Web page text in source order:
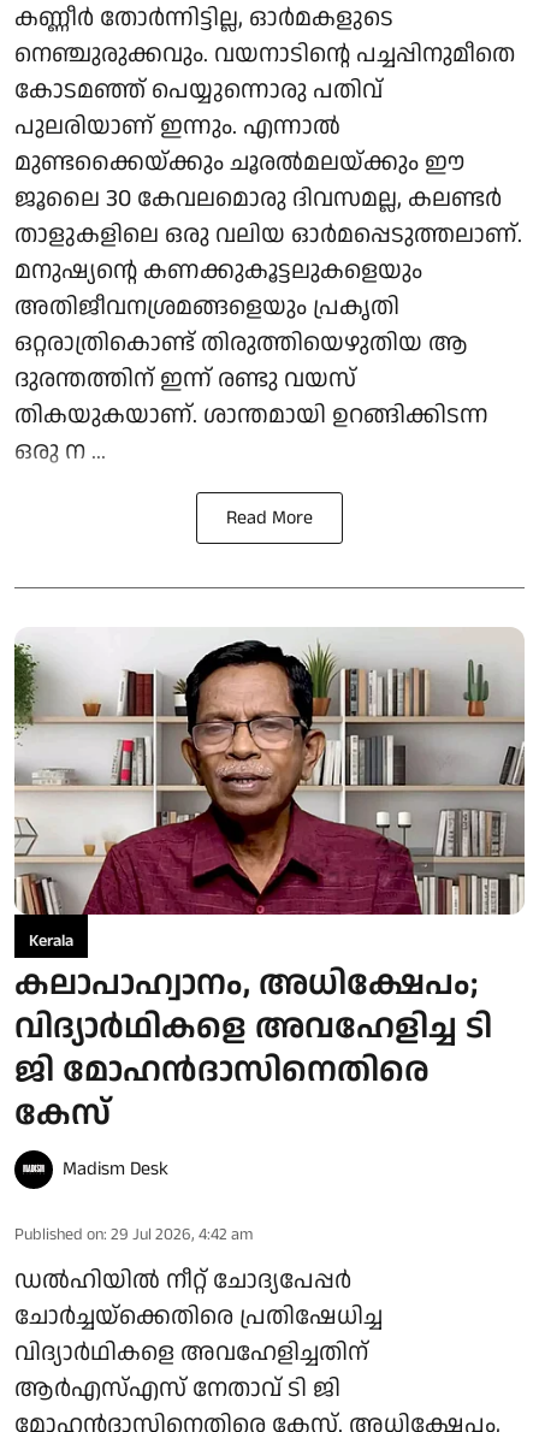
കണ്ണീർ തോർന്നിട്ടില്ല, ഓർമകളുടെ
നെഞ്ചുരുക്കവും. വയനാടിന്റെ പച്ചപ്പിനുമീതെ
കോടമഞ്ഞ് പെയ്യുന്നൊരു പതിവ്
പുലരിയാണ് ഇന്നും. എന്നാൽ
മുണ്ടക്കൈയ്ക്കും ചൂരൽമലയ്ക്കും ഈ
ജൂലൈ 30 കേവലമൊരു ദിവസമല്ല, കലണ്ടർ
താളുകളിലെ ഒരു വലിയ ഓർമപ്പെടുത്തലാണ്.
മനുഷ്യന്റെ കണക്കുകൂട്ടലുകളെയും
അതിജീവനശ്രമങ്ങളെയും പ്രകൃതി
ഒറ്റരാത്രികൊണ്ട് തിരുത്തിയെഴുതിയ ആ
ദുരന്തത്തിന് ഇന്ന് രണ്ടു വയസ്
തികയുകയാണ്. ശാന്തമായി ഉറങ്ങിക്കിടന്ന
ഒരു ന ...
Read More
Kerala
കലാപാഹ്വാനം, അധിക്ഷേപം;
വിദ്യാർഥികളെ അവഹേളിച്ച ടി
ജി മോഹൻദാസിനെതിരെ
കേസ്
Madism Desk
Published on: 29 Jul 2026, 4:42 am
ഡൽഹിയിൽ നീറ്റ് ചോദ്യപേപ്പർ
ചോർച്ചയ്ക്കെതിരെ പ്രതിഷേധിച്ച
വിദ്യാർഥികളെ അവഹേളിച്ചതിന്
ആർഎസ്എസ് നേതാവ് ടി ജി
മോഹൻദാസിനെതിരെ കേസ്. അധിക്ഷേപം,